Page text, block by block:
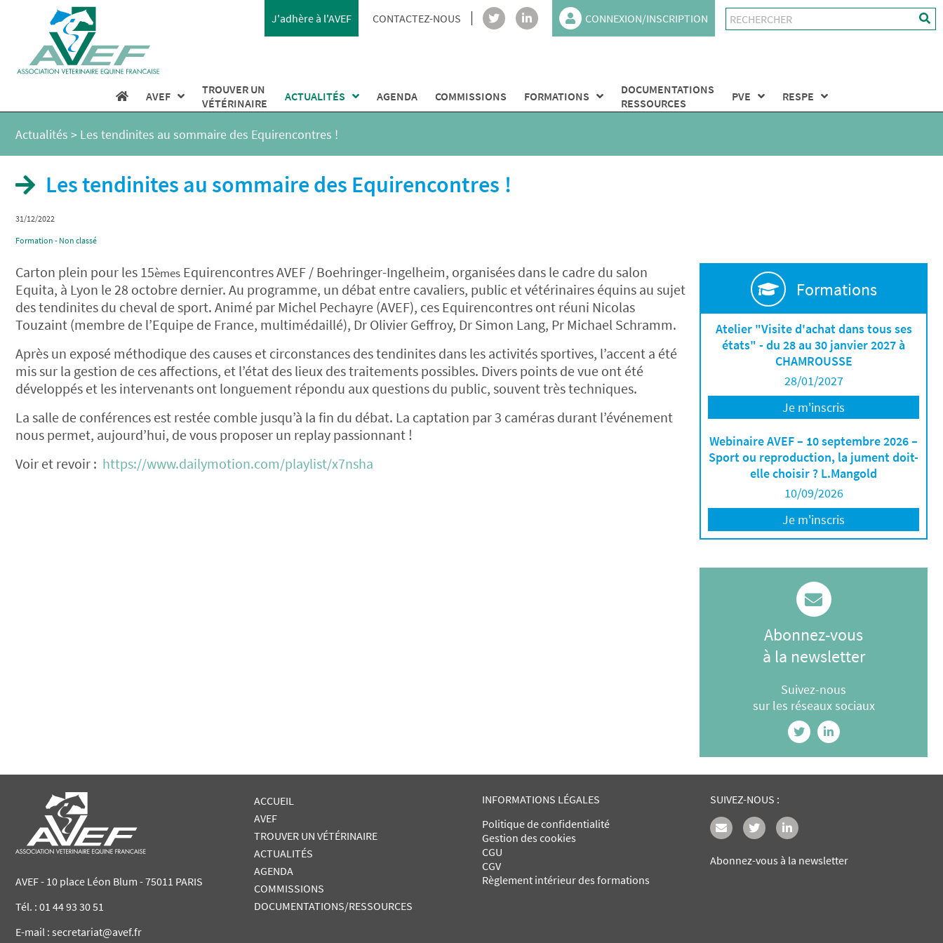
J'adhère à l'AVEF CONTACTEZ-NOUS CONNEXION/INSCRIPTION
AVEF
TROUVER UN
VÉTÉRINAIRE
ACTUALITÉS AGENDA COMMISSIONS FORMATIONS
DOCUMENTATIONS
RESSOURCES
PVE RESPE
Actualités > Les tendinites au sommaire des Equirencontres !
Les tendinites au sommaire des Equirencontres !
31/12/2022
Formation - Non classé
Carton plein pour les 15èmes Equirencontres AVEF / Boehringer-Ingelheim, organisées dans le cadre du salon
Equita, à Lyon le 28 octobre dernier. Au programme, un débat entre cavaliers, public et vétérinaires équins au sujet
des tendinites du cheval de sport. Animé par Michel Pechayre (AVEF), ces Equirencontres ont réuni Nicolas
Touzaint (membre de l’Equipe de France, multimédaillé), Dr Olivier Geffroy, Dr Simon Lang, Pr Michael Schramm.
Après un exposé méthodique des causes et circonstances des tendinites dans les activités sportives, l’accent a été
mis sur la gestion de ces affections, et l’état des lieux des traitements possibles. Divers points de vue ont été
développés et les intervenants ont longuement répondu aux questions du public, souvent très techniques.
La salle de conférences est restée comble jusqu’à la fin du débat. La captation par 3 caméras durant l’événement
nous permet, aujourd’hui, de vous proposer un replay passionnant !
Voir et revoir : https://www.dailymotion.com/playlist/x7nsha
Formations
Atelier "Visite d'achat dans tous ses
états" - du 28 au 30 janvier 2027 à
CHAMROUSSE
28/01/2027
Je m'inscris
Webinaire AVEF – 10 septembre 2026 –
Sport ou reproduction, la jument doit-
elle choisir ? L.Mangold
10/09/2026
Je m'inscris
Abonnez-vous
à la newsletter
Suivez-nous
sur les réseaux sociaux
AVEF - 10 place Léon Blum - 75011 PARIS
Tél. : 01 44 93 30 51
E-mail : secretariat@avef.fr
ACCUEIL
AVEF
TROUVER UN VÉTÉRINAIRE
ACTUALITÉS
AGENDA
COMMISSIONS
DOCUMENTATIONS/RESSOURCES
INFORMATIONS LÉGALES
Politique de confidentialité
Gestion des cookies
CGU
CGV
Règlement intérieur des formations
SUIVEZ-NOUS :
Abonnez-vous à la newsletter